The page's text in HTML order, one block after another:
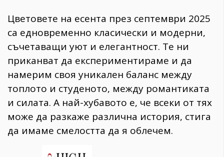
Цветовете на есента през септември 2025
са едновременно класически и модерни,
съчетаващи уют и елегантност. Те ни
приканват да експериментираме и да
намерим своя уникален баланс между
топлото и студеното, между романтиката
и силата. А най-хубавото е, че всеки от тях
може да разкаже различна история, стига
да имаме смелостта да я облечем.